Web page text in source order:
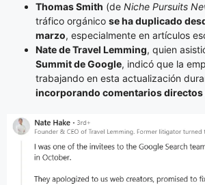
Thomas Smith (de Niche Pursuits
tráfico orgánico se ha duplicado
marzo, especialmente en artículos
Nate de Travel Lemming, quien
Summit de Google, indicó que la
trabajando en esta actualización
incorporando comentarios directos